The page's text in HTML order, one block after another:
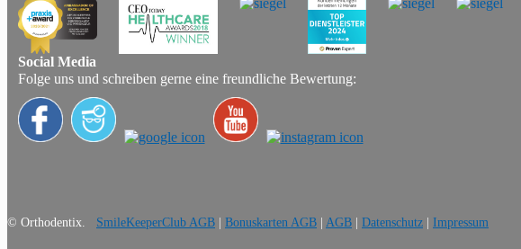
Social Media
Folge uns und schreiben gerne eine freundliche Bewertung:
© Orthodentix. SmileKeeperClub AGB | Bonuskarten AGB | AGB | Datenschutz | Impressum